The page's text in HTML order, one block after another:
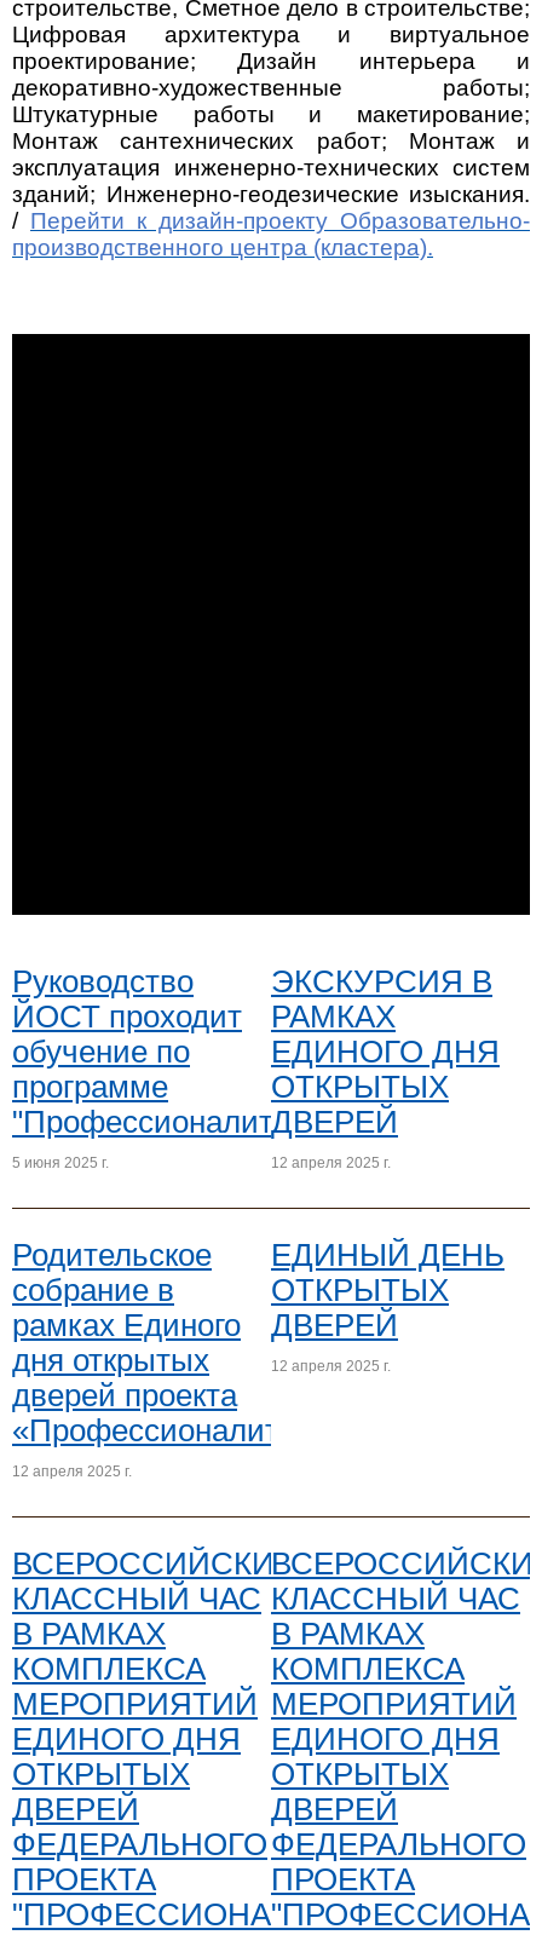
строительстве, Сметное дело в строительстве;
Цифровая архитектура и виртуальное
проектирование; Дизайн интерьера и
декоративно-художественные работы;
Штукатурные работы и макетирование;
Монтаж сантехнических работ; Монтаж и
эксплуатация инженерно-технических систем
зданий; Инженерно-геодезические изыскания.
/ Перейти к дизайн-проекту Образовательно-
производственного центра (кластера).
Руководство
ЙОСТ проходит
обучение по
программе
"Профессионалитет"
5 июня 2025 г.
ЭКСКУРСИЯ В
РАМКАХ
ЕДИНОГО ДНЯ
ОТКРЫТЫХ
ДВЕРЕЙ
12 апреля 2025 г.
Родительское
собрание в
рамках Единого
дня открытых
дверей проекта
«Профессионалитет»
12 апреля 2025 г.
ЕДИНЫЙ ДЕНЬ
ОТКРЫТЫХ
ДВЕРЕЙ
12 апреля 2025 г.
ВСЕРОССИЙСКИЙ
КЛАССНЫЙ ЧАС
В РАМКАХ
КОМПЛЕКСА
МЕРОПРИЯТИЙ
ЕДИНОГО ДНЯ
ОТКРЫТЫХ
ДВЕРЕЙ
ФЕДЕРАЛЬНОГО
ПРОЕКТА
"ПРОФЕССИОНАЛИТЕТ"
КЛАССНЫЙ ЧАС
В РАМКАХ
КОМПЛЕКСА
МЕРОПРИЯТИЙ
ЕДИНОГО ДНЯ
ОТКРЫТЫХ
ДВЕРЕЙ
ФЕДЕРАЛЬНОГО
ПРОЕКТА